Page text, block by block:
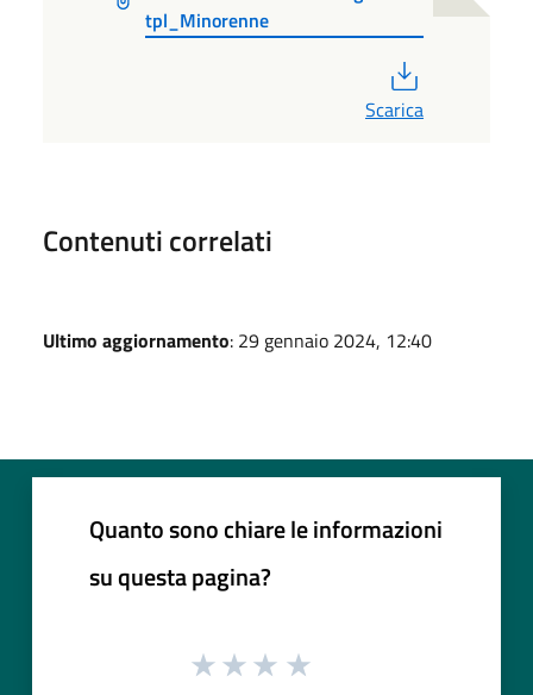
tpl_Minorenne
Scarica
Contenuti correlati
Ultimo aggiornamento: 29 gennaio 2024, 12:40
Quanto sono chiare le informazioni
su questa pagina?